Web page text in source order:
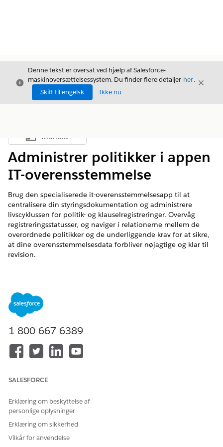
Luk
Denne tekst er oversat ved hjælp af Salesforce-
maskinoversættelsessystem. Du finder flere detaljer her.
Skift til engelsk
Ikke nu
Luk
Vis indholdsfortegnelse
Indhold
Administrer politikker i appen
IT-overensstemmelse
Brug den specialiserede it-overensstemmelsesapp til at
centralisere din styringsdokumentation og administrere
livscyklussen for politik- og klauselregistreringer. Overvåg
registreringsstatusser, og naviger i relationerne mellem de
overordnede politikker og de underliggende krav for at sikre,
at dine overensstemmelsesdata forbliver nøjagtige og klar til
revision.
Tilgængelig i: Lightning Experience
Tilgængelig i:
Opret it-overensstemmelsespolitikker og -sætninger for at
Disse registreringer hjælper dig med at reducere risiko og
Kladdepolitikklausuler med AI for it-overensstemmelse
Opret hurtigt interne politikkrav ved at bruge genererende
AI til at kladde klausuler baseret på eksterne
bestemmelser. Brug af AI-genererede kladder reducerer
1-800-667-6389
SALESFORCE
Erklæring om beskyttelse af
personlige oplysninger
Erklæring om sikkerhed
Vilkår for anvendelse